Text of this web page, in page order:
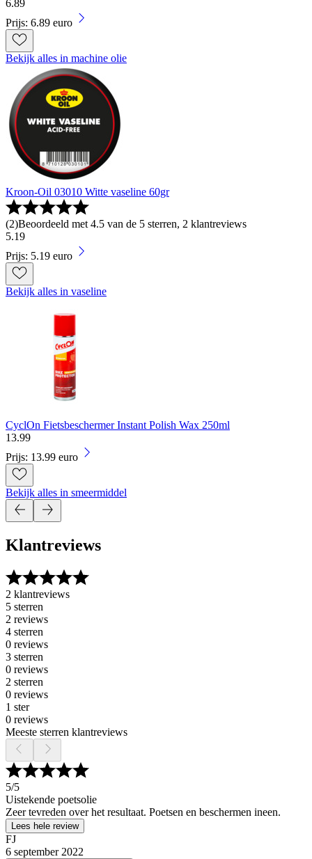
6.89
Prijs: 6.89 euro
Bekijk alles in machine olie
Kroon-Oil 03010 Witte vaseline 60gr
(2)Beoordeeld met 4.5 van de 5 sterren, 2 klantreviews
5.19
Prijs: 5.19 euro
Bekijk alles in vaseline
CyclOn Fietsbeschermer Instant Polish Wax 250ml
13.99
Prijs: 13.99 euro
Bekijk alles in smeermiddel
Klantreviews
2 klantreviews
5 sterren
2 reviews
4 sterren
0 reviews
3 sterren
0 reviews
2 sterren
0 reviews
1 ster
0 reviews
Meeste sterren klantreviews
5/5
Uistekende poetsolie
Zeer tevreden over het resultaat. Poetsen en beschermen ineen.
Lees hele review
FJ
6 september 2022